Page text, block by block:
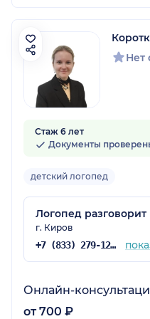
Нет
Стаж 6 лет
Документы
детский логопед
Логопед разговорит
г. Киров
+7 (833) 279-12-71
Онлайн-
от 700 ₽